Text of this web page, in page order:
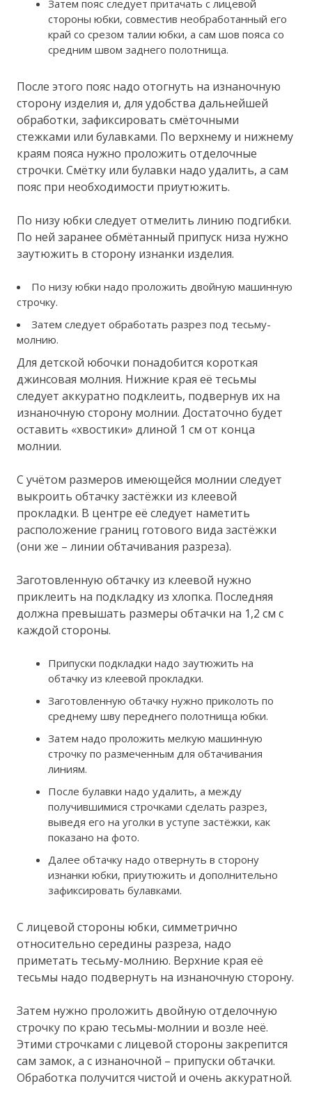
Затем пояс следует притачать с лицевой
стороны юбки, совместив необработанный его
край со срезом талии юбки, а сам шов пояса со
средним швом заднего полотнища.
После этого пояс надо отогнуть на изнаночную
сторону изделия и, для удобства дальнейшей
обработки, зафиксировать смёточными
стежками или булавками. По верхнему и нижнему
краям пояса нужно проложить отделочные
строчки. Смётку или булавки надо удалить, а сам
пояс при необходимости приутюжить.
По низу юбки следует отмелить линию подгибки.
По ней заранее обмётанный припуск низа нужно
заутюжить в сторону изнанки изделия.
По низу юбки надо проложить двойную машинную
строчку.
Затем следует обработать разрез под тесьму-
молнию.
Для детской юбочки понадобится короткая
джинсовая молния. Нижние края её тесьмы
следует аккуратно подклеить, подвернув их на
изнаночную сторону молнии. Достаточно будет
оставить «хвостики» длиной 1 см от конца
молнии.
С учётом размеров имеющейся молнии следует
выкроить обтачку застёжки из клеевой
прокладки. В центре её следует наметить
расположение границ готового вида застёжки
(они же – линии обтачивания разреза).
Заготовленную обтачку из клеевой нужно
приклеить на подкладку из хлопка. Последняя
должна превышать размеры обтачки на 1,2 см с
каждой стороны.
Припуски подкладки надо заутюжить на
обтачку из клеевой прокладки.
Заготовленную обтачку нужно приколоть по
среднему шву переднего полотнища юбки.
Затем надо проложить мелкую машинную
строчку по размеченным для обтачивания
линиям.
После булавки надо удалить, а между
получившимися строчками сделать разрез,
выведя его на уголки в уступе застёжки, как
показано на фото.
Далее обтачку надо отвернуть в сторону
изнанки юбки, приутюжить и дополнительно
зафиксировать булавками.
С лицевой стороны юбки, симметрично
относительно середины разреза, надо
приметать тесьму-молнию. Верхние края её
тесьмы надо подвернуть на изнаночную сторону.
Затем нужно проложить двойную отделочную
строчку по краю тесьмы-молнии и возле неё.
Этими строчками с лицевой стороны закрепится
сам замок, а с изнаночной – припуски обтачки.
Обработка получится чистой и очень аккуратной.